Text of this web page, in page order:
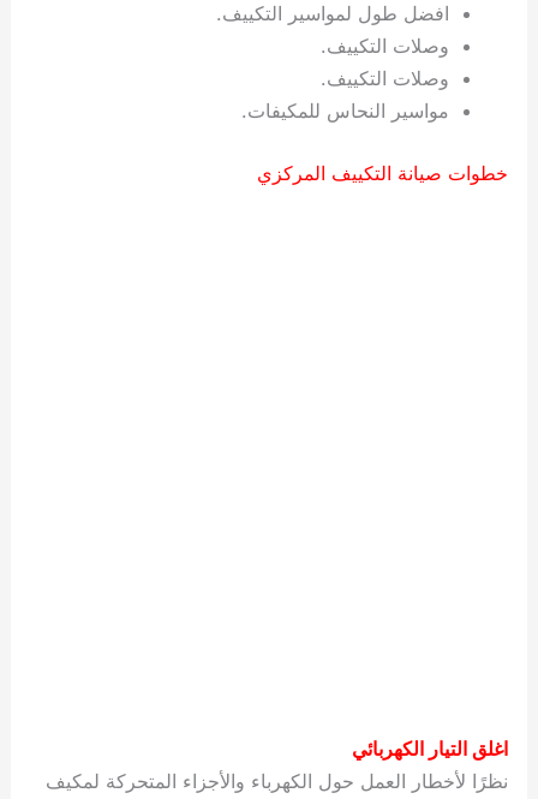
افضل طول لمواسير التكييف.
وصلات التكييف.
وصلات التكييف.
مواسير النحاس للمكيفات.
خطوات صيانة التكييف المركزي
اغلق التيار الكهربائي
نظرًا لأخطار العمل حول الكهرباء والأجزاء المتحركة لمكيف